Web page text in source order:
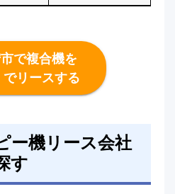
で複合機を
でリースする
ー機リース会社
す